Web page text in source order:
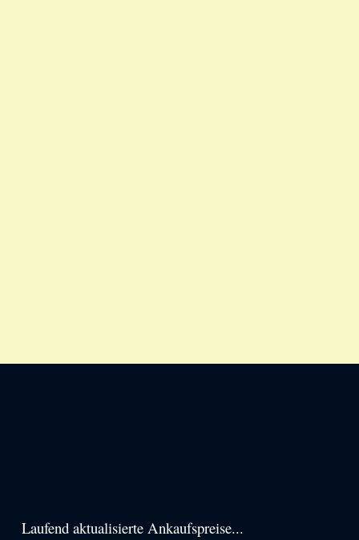
Haupt-
Laufend aktualisierte Ankaufspreise...